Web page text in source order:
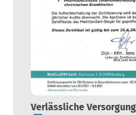
Verlässliche